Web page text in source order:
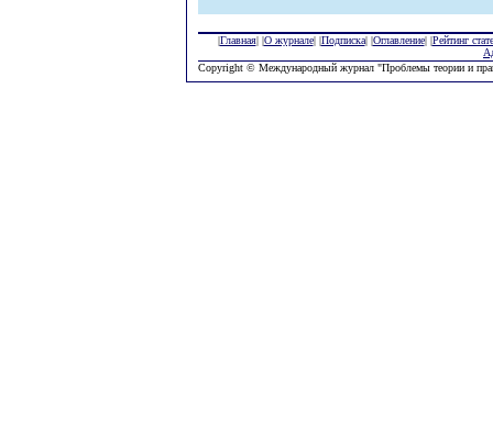
|Главная| |О журнале| |Подписка| |Оглавление| |Рейтинг
Copyright © Международный журнал "Проблемы теории и